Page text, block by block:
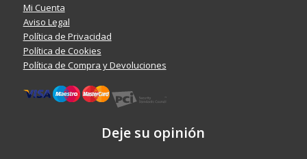
Mi Cuenta
Aviso Legal
Política de Privacidad
Política de Cookies
Política de Compra y Devoluciones
Deje su opinión